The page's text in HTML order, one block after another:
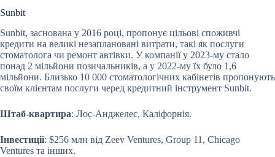
Sunbit
Sunbit, заснована у 2016 році, пропонує цільові споживчі
кредити на великі незаплановані витрати, такі як послуги
стоматолога чи ремонт автівки. У компанії у 2023-му стало
понад 2 мільйони позичальників, а у 2022-му їх було 1,6
мільйони. Близько 10 000 стоматологічних кабінетів пропонують
своїм клієнтам послуги черед кредитний інструмент Sunbit.
Штаб-квартира: Лос-Анджелес, Каліфорнія.
Інвестиції: $256 млн від Zeev Ventures, Group 11, Chicago
Ventures та інших.